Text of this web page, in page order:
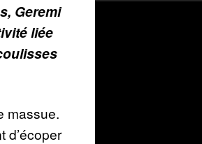
Geremi
liée
massue.
d’écoper